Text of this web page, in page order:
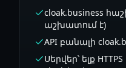
cloak.business
աշխատում է)
API բանալի
Սերվեր՝ ելք